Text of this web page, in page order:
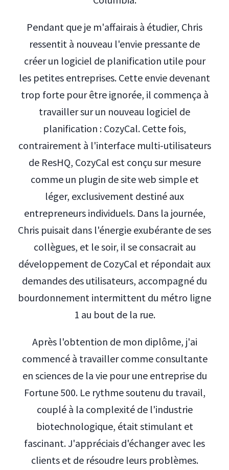
Pendant que je m'affairais à étudier, Chris
ressentit à nouveau l'envie pressante de
créer un logiciel de planification utile pour
les petites entreprises. Cette envie devenant
trop forte pour être ignorée, il commença à
travailler sur un nouveau logiciel de
planification : CozyCal. Cette fois,
contrairement à l'interface multi-utilisateurs
de ResHQ, CozyCal est conçu sur mesure
comme un plugin de site web simple et
léger, exclusivement destiné aux
entrepreneurs individuels. Dans la journée,
Chris puisait dans l'énergie exubérante de ses
collègues, et le soir, il se consacrait au
développement de CozyCal et répondait aux
demandes des utilisateurs, accompagné du
bourdonnement intermittent du métro ligne
1 au bout de la rue.
Après l'obtention de mon diplôme, j'ai
commencé à travailler comme consultante
en sciences de la vie pour une entreprise du
Fortune 500. Le rythme soutenu du travail,
couplé à la complexité de l'industrie
biotechnologique, était stimulant et
fascinant. J'appréciais d'échanger avec les
clients et de résoudre leurs problèmes.